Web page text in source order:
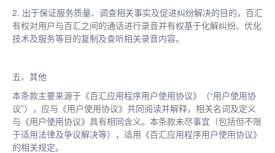
2. 出于保证服务质量、调查相关事实及促进纠纷解决的目的，百汇
有权对用户与百汇之间的通话进行录音并有权基于化解纠纷、优化
技术及服务等目的复制及查听相关录音内容。
五、其他
本条款主要来源于《百汇应用程序用户使用协议》（“用户使用协
议”），应与《用户使用协议》共同阅读并解释，相关名词及定义
与《用户使用协议》具有相同含义。本条款未尽事宜（包括但不限
于适用法律及争议解决等），适用《百汇应用程序用户使用协议》
的相关规定。